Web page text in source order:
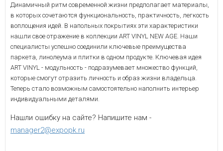
Динамичный ритм современной жизни предполагает материалы,
в которых сочетаются функциональность, практичность, легкость
воплощения идей. В напольных покрытиях эти характеристики
нашли свое отражение в коллекции ART VINYL NEW AGE. Наши
специалисты успешно соединили ключевые преимущества
паркета, линолеума и плитки в одном продукте. Ключевая идея
ART VINYL - модульность - подразумевает множество функций,
которые смогут отразить личность и образ жизни владельца.
Теперь стало возможным самостоятельно наполнить интерьер
индивидуальными деталями.
Нашли ошибку на сайте? Напишите нам -
manager2@expopk.ru